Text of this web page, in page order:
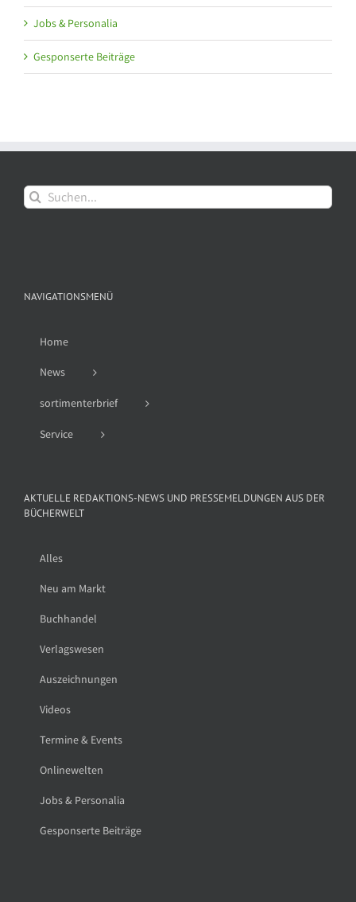
Jobs & Personalia
Gesponserte Beiträge
Suche
nach:
NAVIGATIONSMENÜ
Home
News
sortimenterbrief
Service
AKTUELLE REDAKTIONS-NEWS UND PRESSEMELDUNGEN AUS DER
BÜCHERWELT
Alles
Neu am Markt
Buchhandel
Verlagswesen
Auszeichnungen
Videos
Termine & Events
Onlinewelten
Jobs & Personalia
Gesponserte Beiträge